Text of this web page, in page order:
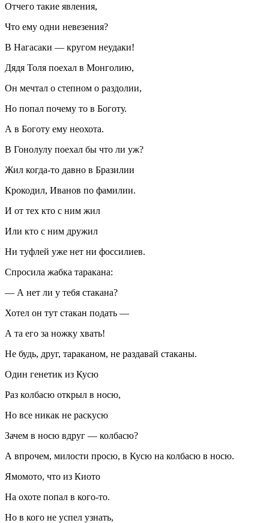
Отчего такие явления,
Что ему одни невезения?
В Нагасаки — кругом неудаки!
Дядя Толя поехал в Монголию,
Он мечтал о степном о раздолии,
Но попал почему то в Боготу.
А в Боготу ему неохота.
В Гонолулу поехал бы что ли уж?
Жил когда-то давно в Бразилии
Крокодил, Иванов по фамилии.
И от тех кто с ним жил
Или кто с ним дружил
Ни туфлей уже нет ни фоссилиев.
Спросила жабка таракана:
— А нет ли у тебя стакана?
Хотел он тут стакан подать —
А та его за ножку хвать!
Не будь, друг, тараканом, не раздавай стаканы.
Один генетик из Кусю
Раз колбасю открыл в носю,
Но все никак не раскусю
Зачем в носю вдруг — колбасю?
А впрочем, милости просю, в Кусю на колбасю в носю.
Ямомото, что из Киото
На охоте попал в кого-то.
Но в кого не успел узнать,